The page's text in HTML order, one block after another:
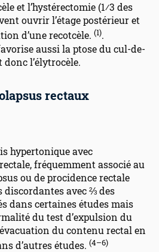
et l’hystérectomie (1⁄3 des
ouvrir l’étage postérieur et
d’une recotcèle. (1).
aussi la ptose du cul-de-
donc l’élytrocèle.
rectaux
hypertonique avec
fréquemment associé au
ou de procidence rectale
discordantes avec ⅔ des
dans certaines études mais
du test d’expulsion du
du contenu rectal en
d’autres études. (4–6)